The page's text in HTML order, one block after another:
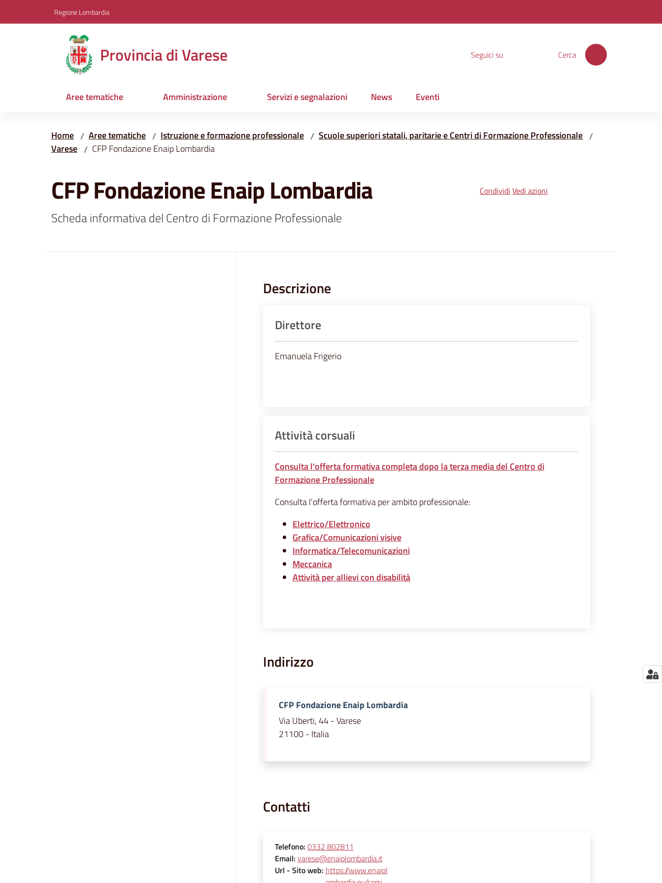
Regione Lombardia
Provincia di Varese Seguici su Cerca
Aree tematiche Amministrazione Servizi e segnalazioni News Eventi
Home / Aree tematiche / Istruzione e formazione professionale / Scuole superiori statali, paritarie e Centri di Formazione Professionale /
Varese / CFP Fondazione Enaip Lombardia
CFP Fondazione Enaip Lombardia
Scheda informativa del Centro di Formazione Professionale
Condividi Vedi azioni
Descrizione
Direttore
Emanuela Frigerio
Attività corsuali
Consulta l'offerta formativa completa dopo la terza media del Centro di
Formazione Professionale
Consulta l'offerta formativa per ambito professionale:
Elettrico/Elettronico
Grafica/Comunicazioni visive
Informatica/Telecomunicazioni
Meccanica
Attività per allievi con disabilità
Indirizzo
CFP Fondazione Enaip Lombardia
Via Uberti, 44 - Varese
21100 - Italia
Contatti
Telefono: 0332 802811
Email: varese@enaiplombardia.it
Url - Sito web: https://www.enaipl